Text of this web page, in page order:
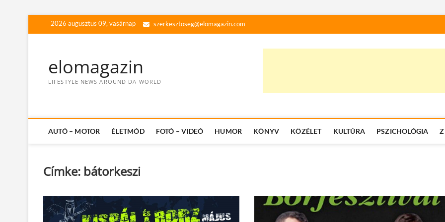
2026 augusztus 09, vasárnap szerkesztoseg@elomagazin.com
elomagazin
LIFESTYLE NEWS AROUND DA WORLD
AUTÓ – MOTOR ÉLETMÓD FOTÓ – VIDEÓ HUMOR KÖNYV KÖZÉLET KULTÚRA PSZICHOLÓGIA
Címke: bátorkeszi